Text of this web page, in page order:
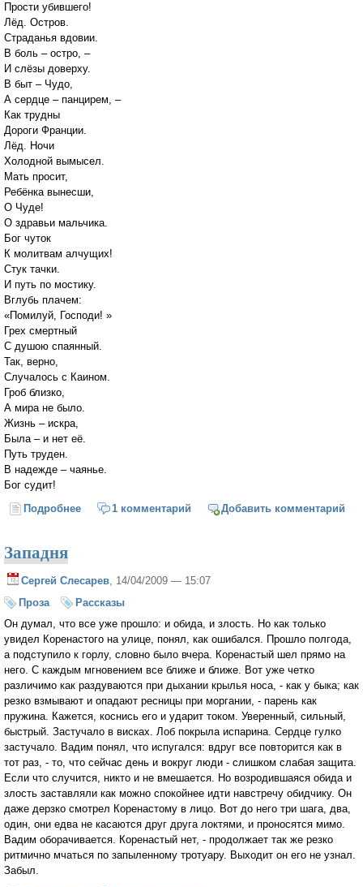
Прости убившего!
Лёд. Остров.
Страданья вдовии.
В боль – остро, –
И слёзы доверху.
В быт – Чудо,
А сердце – панцирем, –
Как трудны
Дороги Франции.
Лёд. Ночи
Холодной вымысел.
Мать просит,
Ребёнка вынесши,
О Чуде!
О здравьи мальчика.
Бог чуток
К молитвам алчущих!
Стук тачки.
И путь по мостику.
Вглубь плачем:
«Помилуй, Господи! »
Грех смертный
С душою спаянный.
Так, верно,
Случалось с Каином.
Гроб близко,
А мира не было.
Жизнь – искра,
Была – и нет её.
Путь труден.
В надежде – чаянье.
Бог судит!
Подробнее о О к/ф "Остров" П. Лунгина в сорок восемь строк
1 комментарий Добавить комментарий
Западня
Сергей Слесарев , 14/04/2009 — 15:07
Проза
Рассказы
Он думал, что все уже прошло: и обида, и злость. Но как только
увидел Коренастого на улице, понял, как ошибался. Прошло полгода,
а подступило к горлу, словно было вчера. Коренастый шел прямо на
него. С каждым мгновением все ближе и ближе. Вот уже четко
различимо как раздуваются при дыхании крылья носа, - как у быка; как
резко взмывают и опадают ресницы при моргании, - парень как
пружина. Кажется, коснись его и ударит током. Уверенный, сильный,
быстрый. Застучало в висках. Лоб покрыла испарина. Сердце гулко
застучало. Вадим понял, что испугался: вдруг все повторится как в
тот раз, - то, что сейчас день и вокруг люди - слишком слабая защита.
Если что случится, никто и не вмешается. Но возродившаяся обида и
злость заставляли как можно спокойнее идти навстречу обидчику. Он
даже дерзко смотрел Коренастому в лицо. Вот до него три шага, два,
один, они едва не касаются друг друга локтями, и проносятся мимо.
Вадим оборачивается. Коренастый нет, - продолжает так же резко
ритмично мчаться по запыленному тротуару. Выходит он его не узнал.
Забыл.